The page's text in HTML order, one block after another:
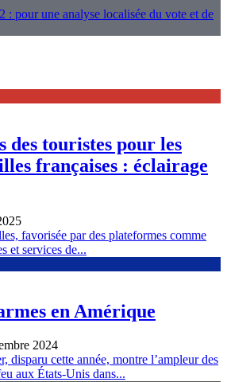
: pour une analyse localisée du vote et de
des touristes pour les
françaises : éclairage
favorisée par des plateformes comme
et services de...
en Amérique
2024
disparu cette année, montre l’ampleur des
aux États-Unis dans...